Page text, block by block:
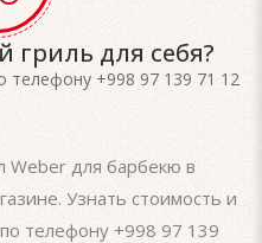
гриль для себя?
+998 97 139 71 12
Weber для барбекю в
Узнать стоимость и
телефону +998 97 139